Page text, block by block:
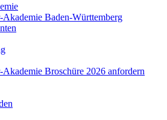
Baden-Württemberg
Broschüre 2026 anfordern